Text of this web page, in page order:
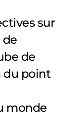
sur
de
de
point
monde